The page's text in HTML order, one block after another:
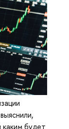
каким будет